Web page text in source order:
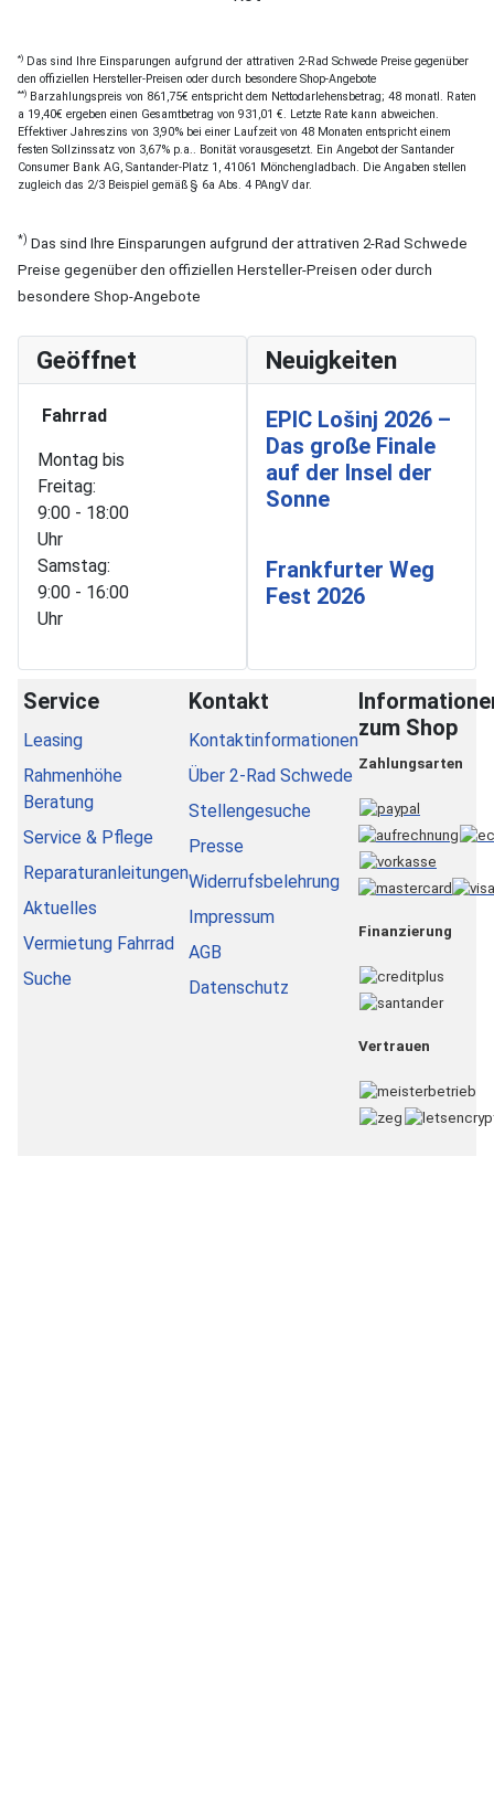
*) Das sind Ihre Einsparungen aufgrund der attrativen 2-Rad Schwede Preise gegenüber
den offiziellen Hersteller-Preisen oder durch besondere Shop-Angebote
**) Barzahlungspreis von 861,75€ entspricht dem Nettodarlehensbetrag; 48 monatl. Raten
a 19,40€ ergeben einen Gesamtbetrag von 931,01 €. Letzte Rate kann abweichen.
Effektiver Jahreszins von 3,90% bei einer Laufzeit von 48 Monaten entspricht einem
festen Sollzinssatz von 3,67% p.a.. Bonität vorausgesetzt. Ein Angebot der Santander
Consumer Bank AG, Santander-Platz 1, 41061 Mönchengladbach. Die Angaben stellen
zugleich das 2/3 Beispiel gemäß § 6a Abs. 4 PAngV dar.
*) Das sind Ihre Einsparungen aufgrund der attrativen 2-Rad Schwede
Preise gegenüber den offiziellen Hersteller-Preisen oder durch
besondere Shop-Angebote
Geöffnet
Fahrrad
Montag bis
Freitag:
9:00 - 18:00
Uhr
Samstag:
9:00 - 16:00
Uhr
Neuigkeiten
EPIC Lošinj 2026 –
Das große Finale
auf der Insel der
Sonne
Frankfurter Weg
Fest 2026
Service
Leasing
Rahmenhöhe
Beratung
Service & Pflege
Reparaturanleitungen
Aktuelles
Vermietung Fahrrad
Suche
Kontakt
Kontaktinformationen
Über 2-Rad Schwede
Stellengesuche
Presse
Widerrufsbelehrung
Impressum
AGB
Datenschutz
zum Shop
Zahlungsarten
Finanzierung
Vertrauen